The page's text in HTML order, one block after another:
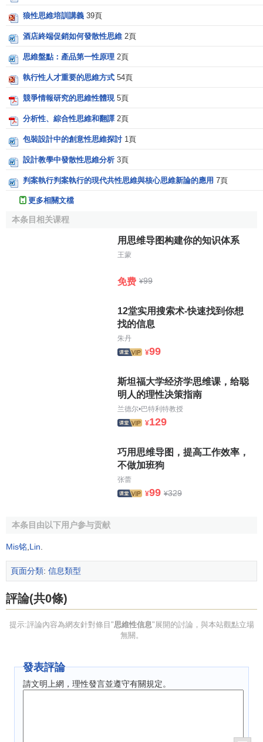
思維性信息起初尚不可能獨立存在,它將會依附另一種客
它物體作載體產生和發展的。
不變的,可變因素函數的大小,波及思維性信息變化大小,如市場
消費的變遷、商品價格調節、社會因素制約、管理水平高
低、科學技術的發展、政策法令的出台、文化水準影響等都
能使思維性信息發生演變。
思維性信息往往也依賴信息產生與發展,思維性信息的產
往往可以產生較多的思維性信息,所以思維性信息與其它信,立
之間是不可分割的,它們之間有裙帶關係。思維性信息往往是
顯性信息的延伸與發展,是在功能上的增多、轉換或替代,它的
狼性思維培訓講義 39頁
酒店終端促銷如何發散性思維 2頁
思維盤點：產品第一性原理 2頁
執行性人才重要的思維方式 54頁
競爭情報研究的思維性體現 5頁
分析性、綜合性思維和翻譯 2頁
包裝設計中的創意性思維探討 1頁
設計教學中發散性思維分析 3頁
判案執行判案執行的現代共性思維與核心思維新論的應用 7頁
更多相關文檔
本条目相关课程
用思维导图构建你的知识体系
王蒙
免费 ¥99
12堂实用搜索术-快速找到你想
找的信息
朱丹
¥99
斯坦福大学经济学思维课，给聪
明人的理性决策指南
兰德尔•巴特利特教授
¥129
巧用思维导图，提高工作效率，
不做加班狗
张蕾
¥99 ¥329
本条目由以下用户参与贡献
Mis铭 Lin
頁面分類: 信息類型
評論(共0條)
提示:評論內容為網友針對條目"思維性信息"展開的討論，與本站觀點立場
無關。
發表評論
請文明上網，理性發言並遵守有關規定。